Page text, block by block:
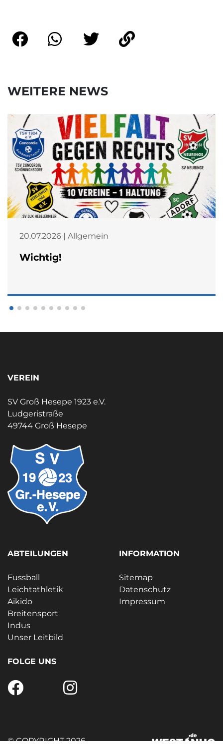
WEITERE NEWS
20.07.2026 | Allgemein
Wichtig!
VEREIN
SV Groß Hesepe 1923 e.V.
Ludgeristraße
49744 Groß Hesepe
ABTEILUNGEN
Fussball
Leichtathletik
Aikido
Breitensport
Indus
Unser Leitbild
INFORMATION
Sitemap
Datenschutz
Impressum
FOLGE UNS
© COPYRIGHT 2026